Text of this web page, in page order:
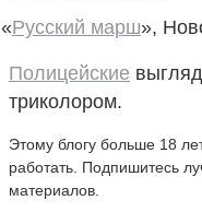
«Русский марш»,
Полицейские
триколором.
Этому блогу больше 18
работать. Подпишитесь
материалов.